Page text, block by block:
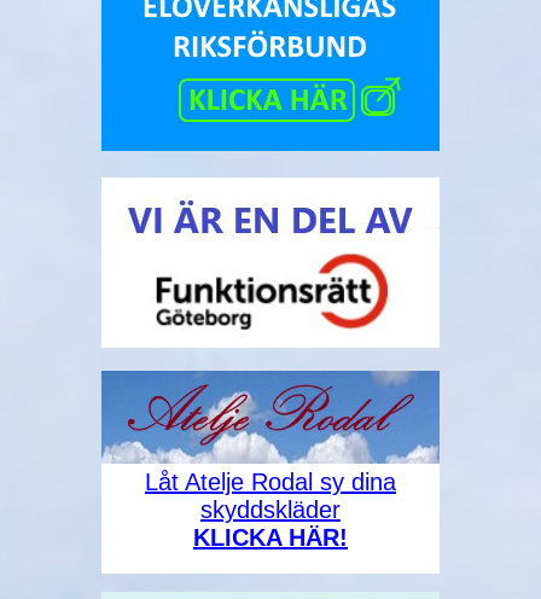
Låt Atelje Rodal sy dina
skyddskläder
KLICKA HÄR!